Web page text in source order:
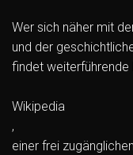
Wer sich näher mit
und der
findet
Wikipedia
,
einer frei